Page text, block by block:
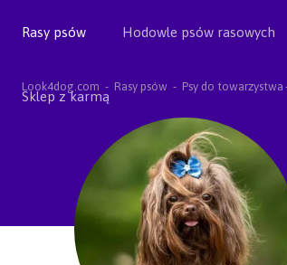
Rasy psów Hodowle psów rasowych
Sklep z karmą
Look4dog.com Rasy psów Psy do towarzystwa